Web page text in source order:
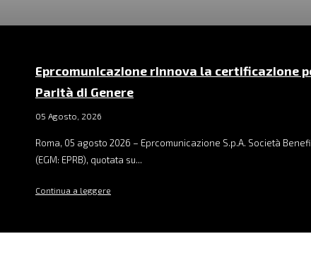
Eprcomunicazione rinnova la certificazione
Parità di Genere
05 Agosto, 2026
Roma, 05 agosto 2026 – Eprcomunicazione S.p.A. Società
(EGM: EPRB), quotata su...
Continua a leggere